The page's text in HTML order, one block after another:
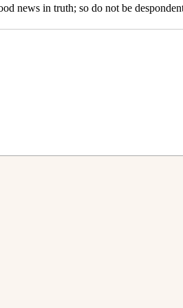
news in truth; so do not be